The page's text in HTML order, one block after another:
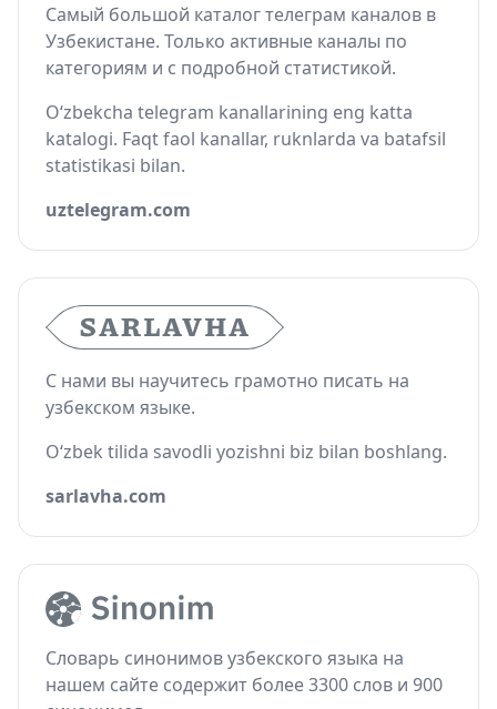
Самый большой каталог телеграм каналов в
Узбекистане. Только активные каналы по
категориям и с подробной статистикой.
O‘zbekcha telegram kanallarining eng katta
katalogi. Faqt faol kanallar, ruknlarda va batafsil
statistikasi bilan.
uztelegram.com
С нами вы научитесь грамотно писать на
узбекском языке.
O‘zbek tilida savodli yozishni biz bilan boshlang.
sarlavha.com
Словарь синонимов узбекского языка на
нашем сайте содержит более 3300 слов и 900